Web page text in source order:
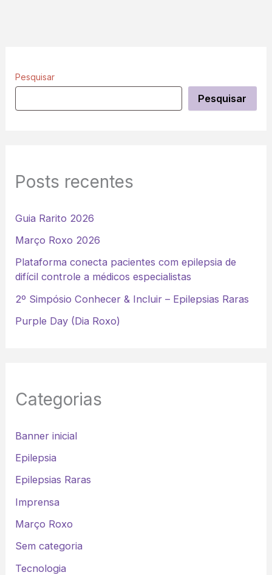
Pesquisar
Pesquisar
Posts recentes
Guia Rarito 2026
Março Roxo 2026
Plataforma conecta pacientes com epilepsia de
difícil controle a médicos especialistas
2º Simpósio Conhecer & Incluir – Epilepsias Raras
Purple Day (Dia Roxo)
Categorias
Banner inicial
Epilepsia
Epilepsias Raras
Imprensa
Março Roxo
Sem categoria
Tecnologia